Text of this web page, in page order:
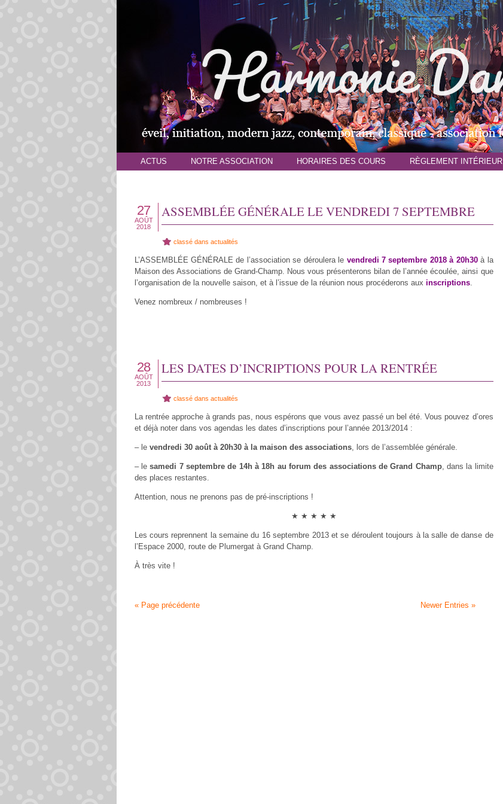
ACTUS NOTRE ASSOCIATION HORAIRES DES COURS RÈGLEMENT INTÉRIEUR
ASSEMBLÉE GÉNÉRALE LE VENDREDI 7 SEPTEMBRE
27
AOÛT
2018
classé dans actualités
L’ASSEMBLÉE GÉNÉRALE de l’association se déroulera le vendredi 7 septembre 2018 à 20h30à la
Maison des Associations de Grand-Champ. Nous vous présenterons bilan de l’année écoulée, ainsi que
l’organisation de la nouvelle saison, et à l’issue de la réunion nous procéderons aux inscriptions.
Venez nombreux / nombreuses !
LES DATES D’INCRIPTIONS POUR LA RENTRÉE
28
AOÛT
2013
classé dans actualités
La rentrée approche à grands pas, nous espérons que vous avez passé un bel été. Vous pouvez d’ores
et déjà noter dans vos agendas les dates d’inscriptions pour l’année 2013/2014 :
– le vendredi 30 août à 20h30 à la maison des associations, lors de l’assemblée générale.
– lesamedi 7 septembre de 14h à 18h au forum des associations de Grand Champ, dans la limite
des places restantes.
Attention, nous ne prenons pas de pré-inscriptions !
★ ★ ★ ★ ★
Les cours reprennent la semaine du 16 septembre 2013 et se déroulent toujours à la salle de danse de
l’Espace 2000, route de Plumergat à Grand Champ.
À très vite !
« Page précédente Newer Entries »